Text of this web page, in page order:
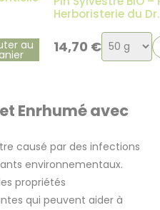
Enrhumé avec
causé par des infections
environnementaux.
propriétés
qui peuvent aider à
au
Herboristerie du
14,70 €Choix
de